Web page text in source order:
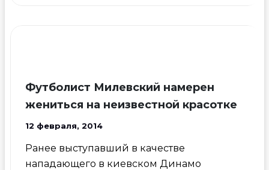
Шейк
с
Викторией?
Футболист Милевский намерен
жениться на неизвестной красотке
12 февраля, 2014
Ранее выступавший в качестве
нападающего в киевском Динамо